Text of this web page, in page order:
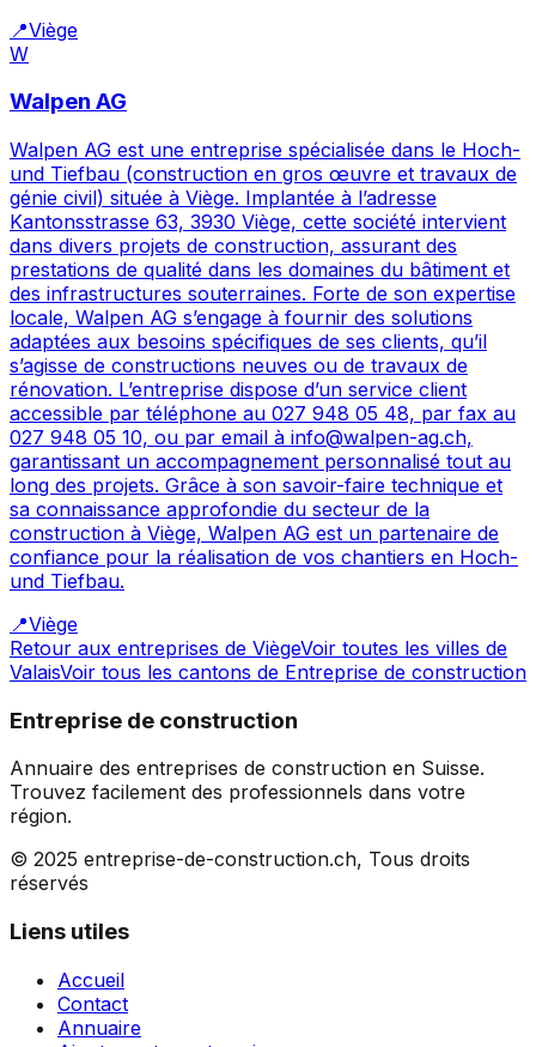
📍Viège
W
Walpen AG
Walpen AG est une entreprise spécialisée dans le Hoch-
und Tiefbau (construction en gros œuvre et travaux de
génie civil) située à Viège. Implantée à l’adresse
Kantonsstrasse 63, 3930 Viège, cette société intervient
dans divers projets de construction, assurant des
prestations de qualité dans les domaines du bâtiment et
des infrastructures souterraines. Forte de son expertise
locale, Walpen AG s’engage à fournir des solutions
adaptées aux besoins spécifiques de ses clients, qu’il
s’agisse de constructions neuves ou de travaux de
rénovation. L’entreprise dispose d’un service client
accessible par téléphone au 027 948 05 48, par fax au
027 948 05 10, ou par email à info@walpen-ag.ch,
garantissant un accompagnement personnalisé tout au
long des projets. Grâce à son savoir-faire technique et
sa connaissance approfondie du secteur de la
construction à Viège, Walpen AG est un partenaire de
confiance pour la réalisation de vos chantiers en Hoch-
und Tiefbau.
📍Viège
Retour aux entreprises de ViègeVoir toutes les villes de
ValaisVoir tous les cantons de Entreprise de construction
Entreprise de construction
Annuaire des entreprises de construction en Suisse.
Trouvez facilement des professionnels dans votre
région.
© 2025 entreprise-de-construction.ch, Tous droits
réservés
Liens utiles
Accueil
Contact
Annuaire